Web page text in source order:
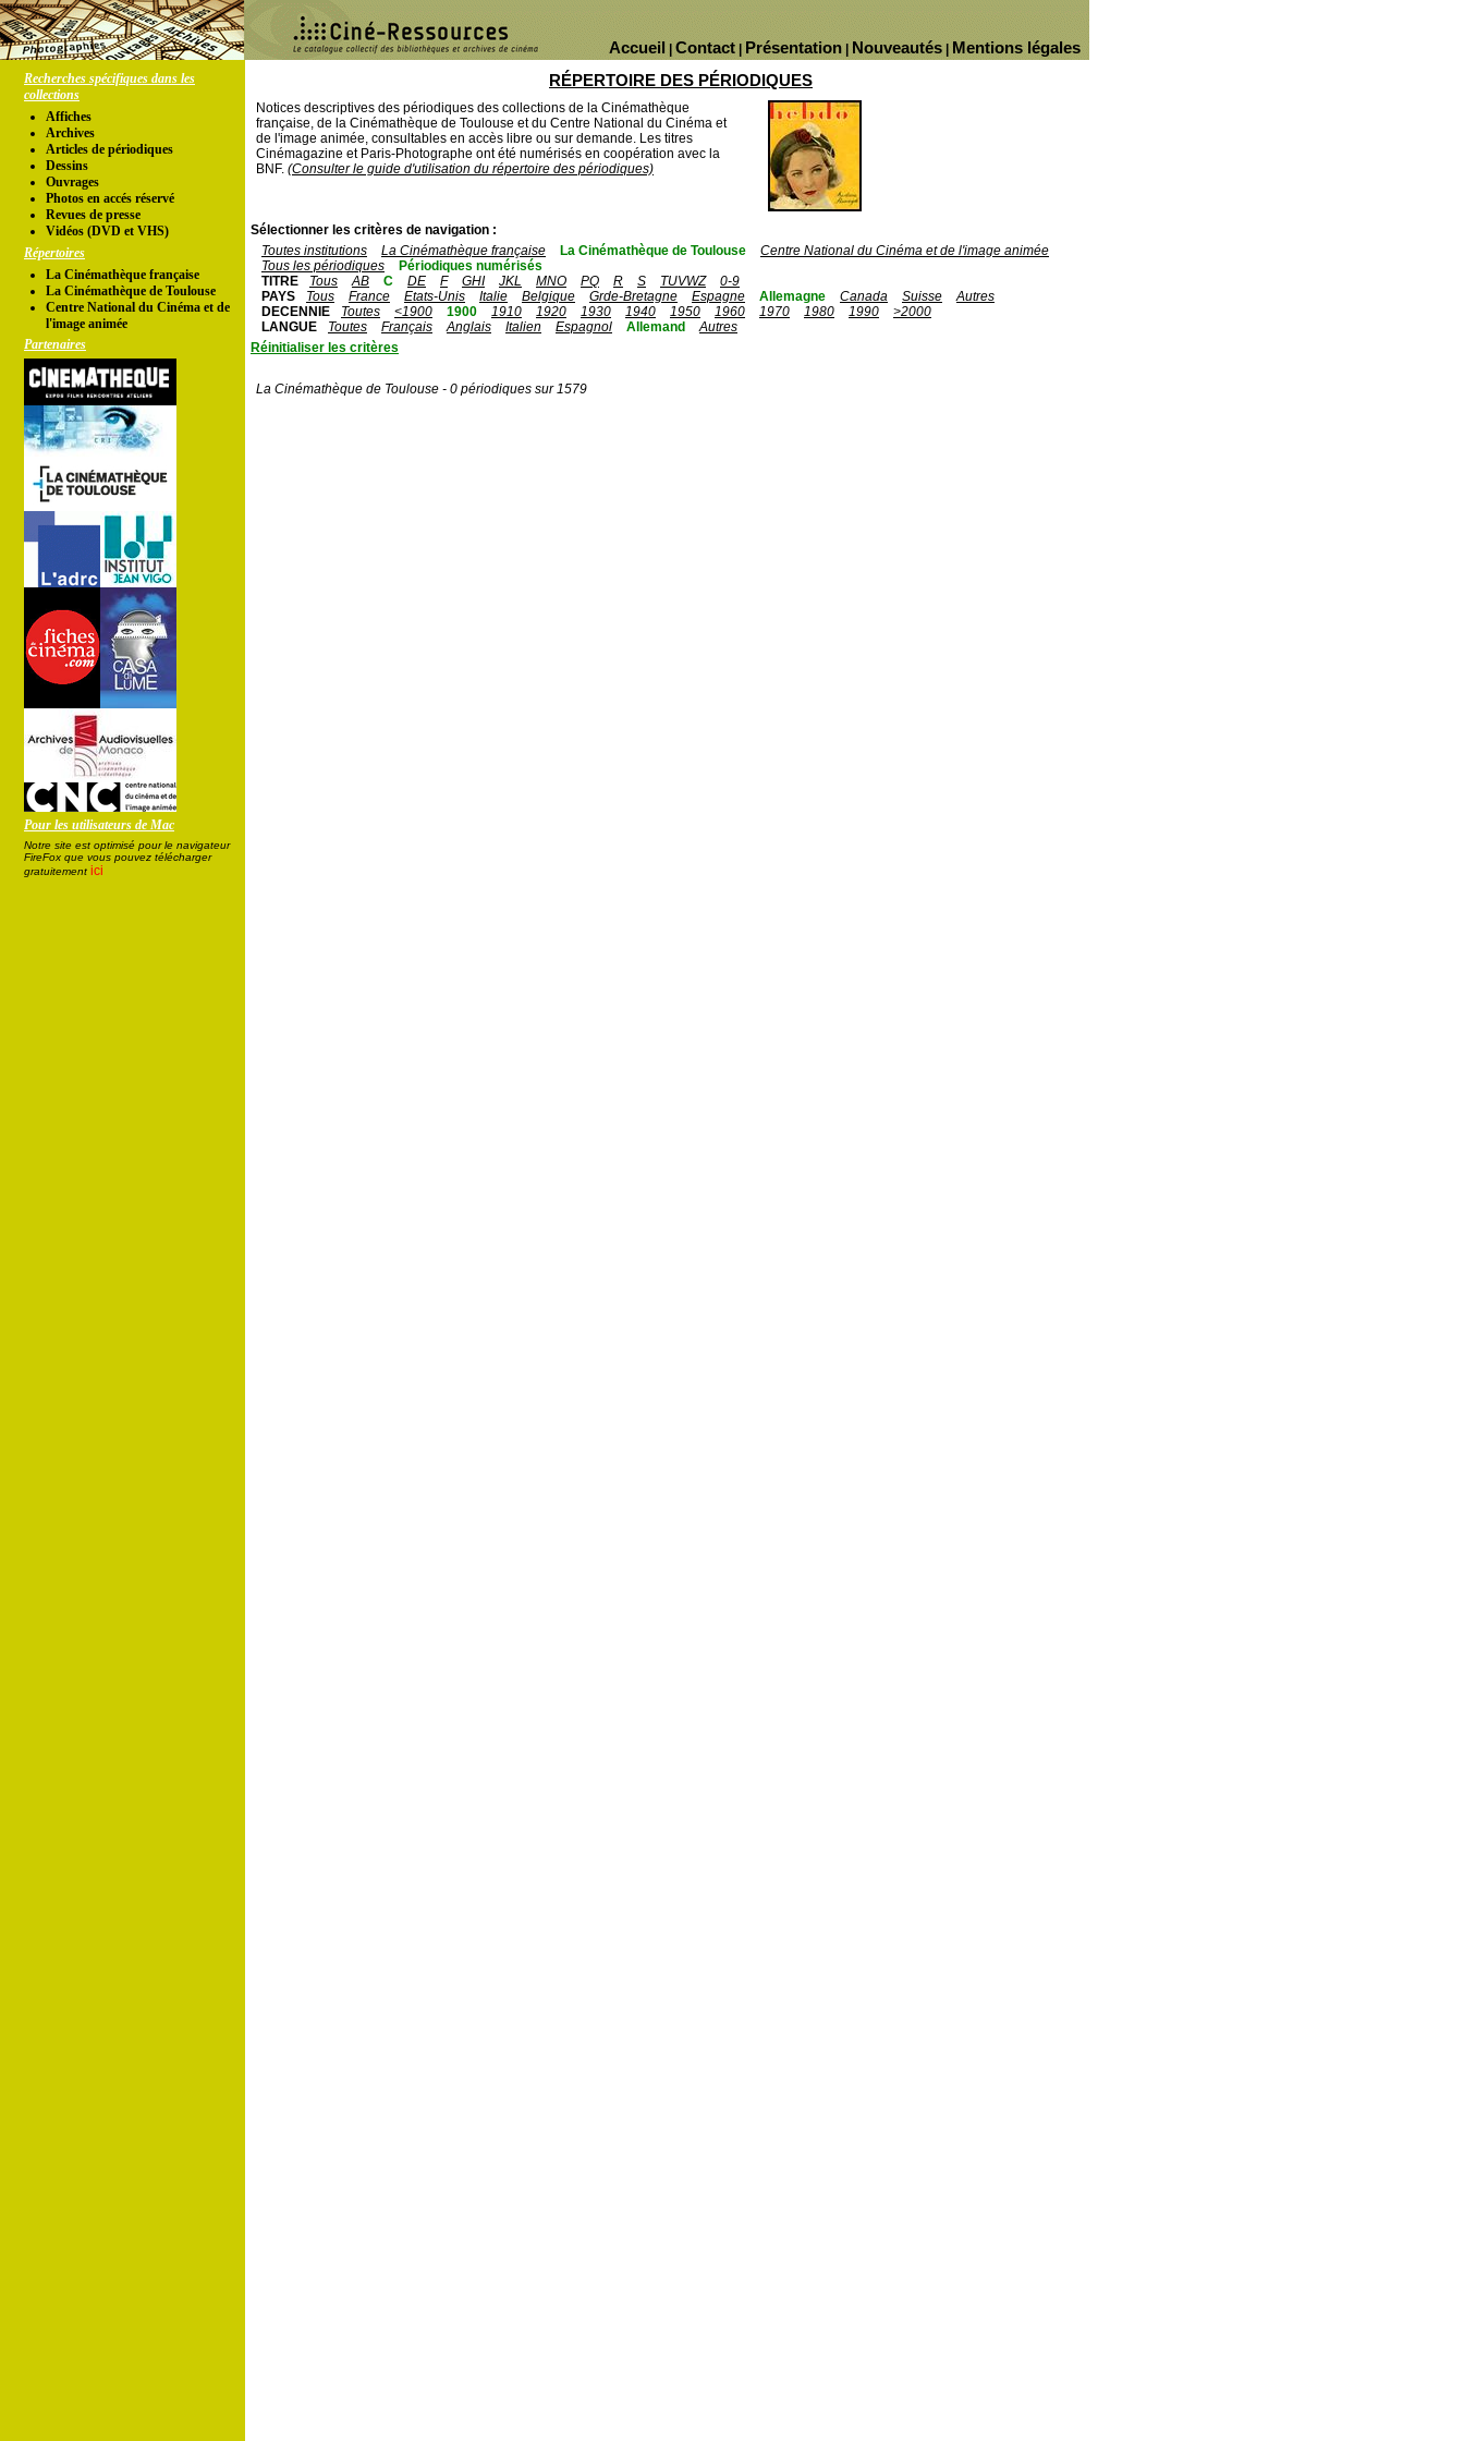
Mentions légales
Nouveautés
Présentation
Contact
Accueil
Recherches spécifiques dans les
collections
Affiches
Archives
Articles de périodiques
Dessins
Ouvrages
Photos en accés réservé
Revues de presse
Vidéos (DVD et VHS)
Répertoires
La Cinémathèque française
La Cinémathèque de Toulouse
Centre National du Cinéma et de
l'image animée
Partenaires
Pour les utilisateurs de Mac
Notre site est optimisé pour le navigateur
FireFox que vous pouvez télécharger
gratuitement ici
RÉPERTOIRE DES PÉRIODIQUES
Notices descriptives des périodiques des collections de la Cinémathèque
française, de la Cinémathèque de Toulouse et du Centre National du Cinéma et
de l'image animée, consultables en accès libre ou sur demande. Les titres
Cinémagazine et Paris-Photographe ont été numérisés en coopération avec la
BNF. (Consulter le guide d'utilisation du répertoire des périodiques)
Sélectionner les critères de navigation :
Toutes institutions
La Cinémathèque française La Cinémathèque de Toulouse
Centre National du Cinéma et de l'image animée
Tous les périodiques
Périodiques numérisés
TITRE
Tous AB C DE F GHI JKL MNO PQ R S TUVWZ
0-9
PAYS
Tous France Etats-Unis Italie Belgique Grde-Bretagne Espagne Allemagne Canada Suisse
Autres
DECENNIE
Toutes <1900 1900 1910 1920 1930 1940 1950 1960 1970 1980 1990
>2000
LANGUE
Toutes Français Anglais Italien Espagnol Allemand
Autres
Réinitialiser les critères
La Cinémathèque de Toulouse - 0 périodiques sur 1579